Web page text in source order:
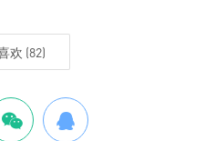
欢 (82)